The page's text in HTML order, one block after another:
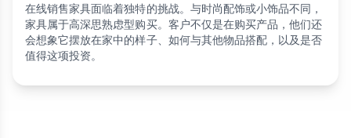
在线销售家具面临着独特的挑战。与时尚配饰或小饰品不同，
家具属于高深思熟虑型购买。客户不仅是在购买产品，他们还
会想象它摆放在家中的样子、如何与其他物品搭配，以及是否
值得这项投资。